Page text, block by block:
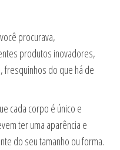
procurava,
produtos inovadores,
fresquinhos do que há de
cada corpo é único e
ter uma aparência e
do seu tamanho ou forma.